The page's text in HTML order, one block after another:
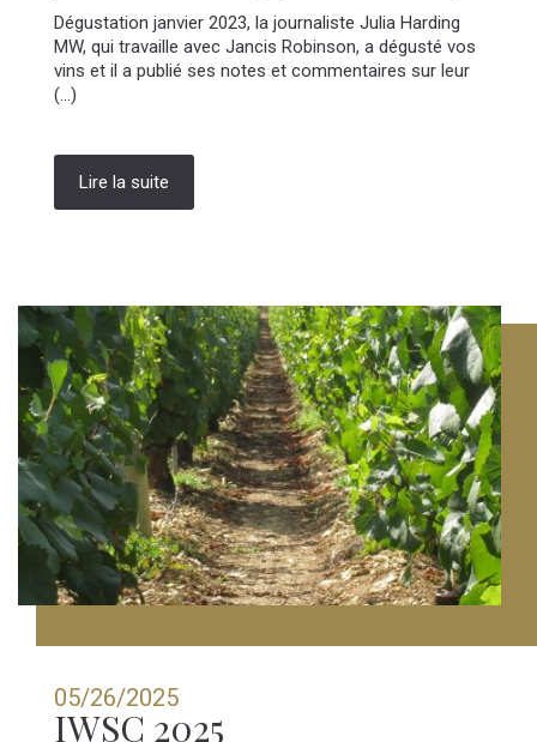
Dégustation janvier 2023, la journaliste Julia Harding
MW, qui travaille avec Jancis Robinson, a dégusté vos
vins et il a publié ses notes et commentaires sur leur
(...)
Lire la suite
05/26/2025
IWSC 2025